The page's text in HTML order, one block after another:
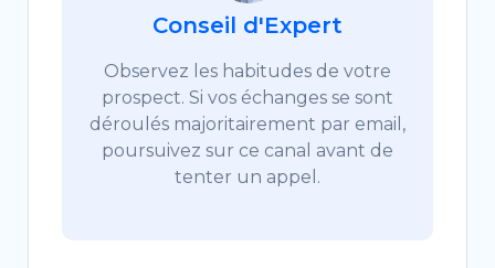
Conseil d'Expert
Observez les habitudes de votre
prospect. Si vos échanges se sont
déroulés majoritairement par email,
poursuivez sur ce canal avant de
tenter un appel.